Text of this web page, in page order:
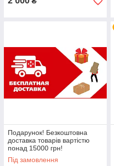
Подарунок! Безкоштовна
доставка товарів вартістю
понад 15000 грн!
Під замовлення